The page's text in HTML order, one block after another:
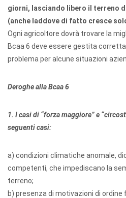
giorni, lasciando libero il terreno
(anche laddove di fatto cresce
Ogni agricoltore dovrà trovare la
Bcaa 6 deve essere gestita
problema per alcune situazioni
Deroghe alla Bcaa 6
1. I casi di “forza maggiore” e
seguenti casi:
a) condizioni climatiche anomale,
competenti, che impediscano la
terreno;
b) presenza di motivazioni di